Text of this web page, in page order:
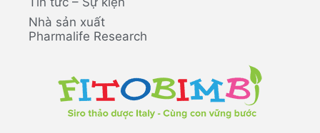
Nhà sản xuất
Pharmalife Research